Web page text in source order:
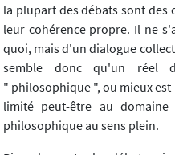
la plupart des débats sont
leur cohérence propre. Il ne
quoi, mais d'un dialogue
semble donc qu'un réel
" philosophique ", ou mieux
limité peut-être au
philosophique au sens plein.